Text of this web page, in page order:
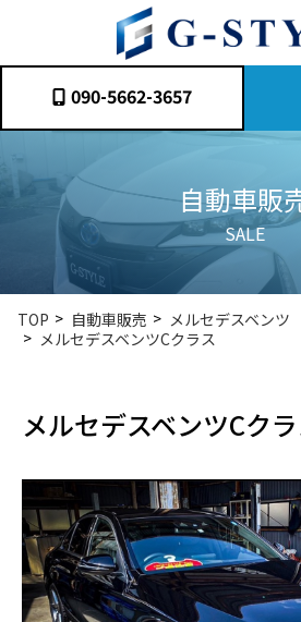
090-5662-3657
自動車販
SALE
TOP 自動車販売
メルセデスベンツ
メルセデスベンツCクラス
メルセデスベンツCク